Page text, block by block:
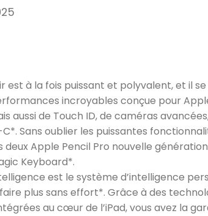
Air est à la fois puissant et polyvalent, et il
incroyables conçue pour
aussi de Touch ID, de caméras
Sans oublier les puissantes
deux Apple Pencil Pro nouvelle
Keyboard*.
est le système d’intelligence
plus sans effort*. Grâce à des
au cœur de l’iPad, vous avez la